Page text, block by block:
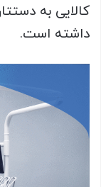
کالایی به
داشته است.